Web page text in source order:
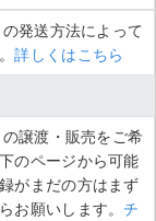
発送方法によって
詳しくはこちら
譲渡・販売をご希
のページから可能
がまだの方はまず
お願いします。チ